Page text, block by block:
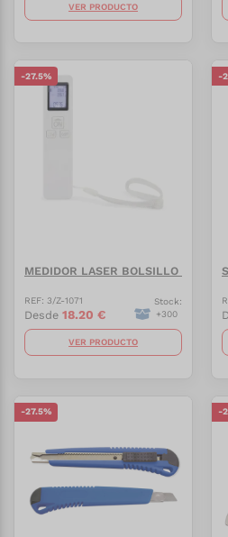
VER PRODUCTO
-27.5%
MEDIDOR LASER BOLSILLO
REF: 3/Z-1071
Desde 18.20 €
Stock:
+300
VER PRODUCTO
-
-27.5% -